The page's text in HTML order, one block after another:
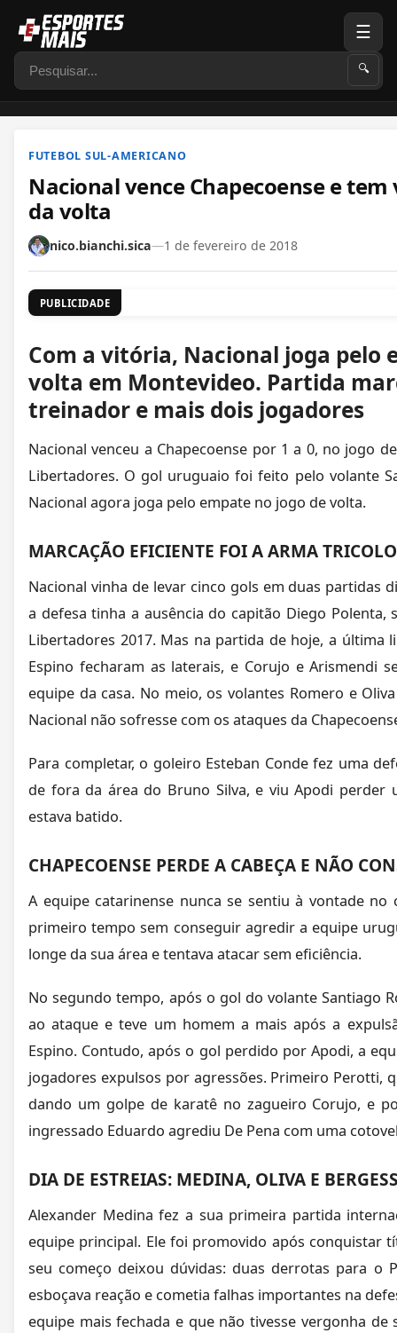
Pesquisar 🔍
☰
FUTEBOL SUL-AMERICANO
Nacional vence Chapecoense e
da volta
nico.bianchi.sica—1 de fevereiro de 2018
PUBLICIDADE
Com a vitória, Nacional joga pelo
volta em Montevideo. Partida
treinador e mais dois jogadores
Nacional venceu a Chapecoense por 1 a 0, no jogo
Libertadores. O gol uruguaio foi feito pelo volante
Nacional agora joga pelo empate no jogo de volta.
MARCAÇÃO EFICIENTE FOI A ARMA
Nacional vinha de levar cinco gols em duas partidas
a defesa tinha a ausência do capitão Diego Polenta,
Libertadores 2017. Mas na partida de hoje, a última
Espino fecharam as laterais, e Corujo e Arismendi
equipe da casa. No meio, os volantes Romero e
Nacional não sofresse com os ataques da
Para completar, o goleiro Esteban Conde fez uma
de fora da área do Bruno Silva, e viu Apodi perder
estava batido.
CHAPECOENSE PERDE A CABEÇA E NÃO
A equipe catarinense nunca se sentiu à vontade no
primeiro tempo sem conseguir agredir a equipe
longe da sua área e tentava atacar sem eficiência.
No segundo tempo, após o gol do volante Santiago
ao ataque e teve um homem a mais após a
Espino. Contudo, após o gol perdido por Apodi, a
jogadores expulsos por agressões. Primeiro Perotti,
dando um golpe de karatê no zagueiro Corujo, e
ingressado Eduardo agrediu De Pena com uma
DIA DE ESTREIAS: MEDINA, OLIVA E
Alexander Medina fez a sua primeira partida
equipe principal. Ele foi promovido após conquistar
seu começo deixou dúvidas: duas derrotas para o
esboçava reação e cometia falhas importantes na
equipe mais fechada e que não tivesse vergonha